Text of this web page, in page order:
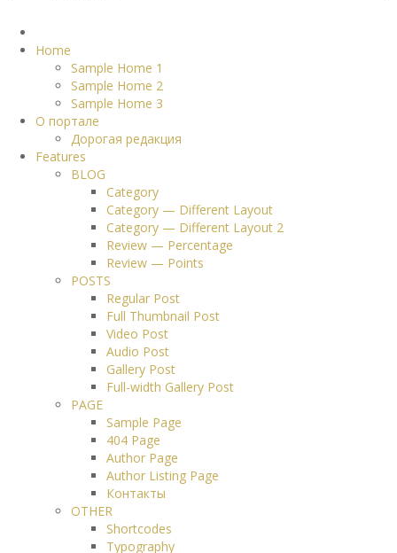
Home
Sample Home 1
Sample Home 2
Sample Home 3
О портале
Дорогая редакция
Features
BLOG
Category
Category — Different Layout
Category — Different Layout 2
Review — Percentage
Review — Points
POSTS
Regular Post
Full Thumbnail Post
Video Post
Audio Post
Gallery Post
Full-width Gallery Post
PAGE
Sample Page
404 Page
Author Page
Author Listing Page
Контакты
OTHER
Shortcodes
Typography